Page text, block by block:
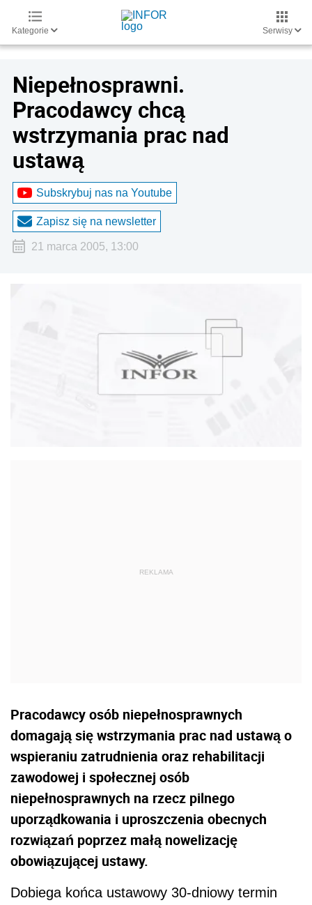
Kategorie Serwisy
Niepełnosprawni.
Pracodawcy chcą
wstrzymania prac nad
ustawą
Subskrybuj nas na Youtube
Zapisz się na newsletter
21 marca 2005, 13:00
Pracodawcy osób niepełnosprawnych
domagają się wstrzymania prac nad ustawą o
wspieraniu zatrudnienia oraz rehabilitacji
zawodowej i społecznej osób
niepełnosprawnych na rzecz pilnego
uporządkowania i uproszczenia obecnych
rozwiązań poprzez małą nowelizację
obowiązującej ustawy.
Dobiega końca ustawowy 30-dniowy termin